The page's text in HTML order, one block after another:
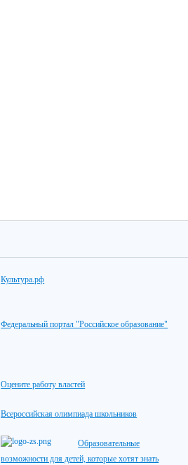
Культура.рф
Федеральный портал "Российское образование"
Оцените работу властей
Всероссийская олимпиада школьников
Образовательные
возможности для детей, которые хотят знать